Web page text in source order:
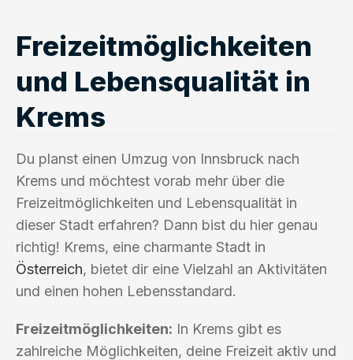
Freizeitmöglichkeiten
und Lebensqualität in
Krems
Du planst einen Umzug von Innsbruck nach
Krems und möchtest vorab mehr über die
Freizeitmöglichkeiten und Lebensqualität in
dieser Stadt erfahren? Dann bist du hier genau
richtig! Krems, eine charmante Stadt in
Österreich, bietet dir eine Vielzahl an Aktivitäten
und einen hohen Lebensstandard.
Freizeitmöglichkeiten: In Krems gibt es
zahlreiche Möglichkeiten, deine Freizeit aktiv und